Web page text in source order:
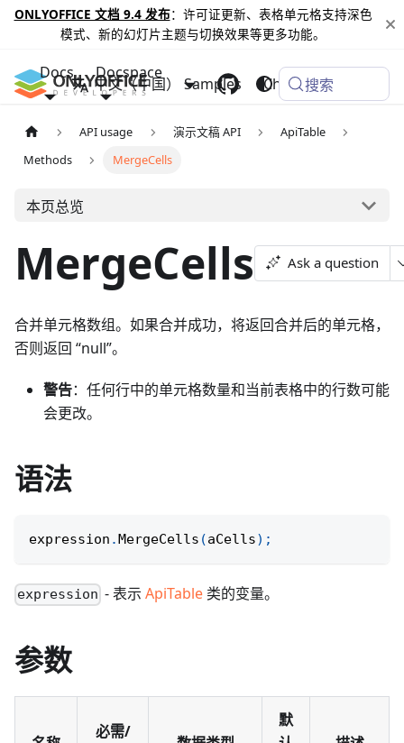
ONLYOFFICE 文档 9.4 发布：许可证更新、表格单元格支持深色
模式、新的幻灯片主题与切换效果等更多功能。
Docs Docspace
Samples Changelog
中文（中国） 搜索
API usage 演示文稿 API
ApiTable
Methods
MergeCells
本页总览
MergeCells Ask a question
合并单元格数组。如果合并成功，将返回合并后的单元格，
否则返回 “null”。
警告：任何行中的单元格数量和当前表格中的行数可能
会更改。
语法
expression .MergeCells (aCells) ;
expression - 表示ApiTable 类的变量。
参数
必需/
默